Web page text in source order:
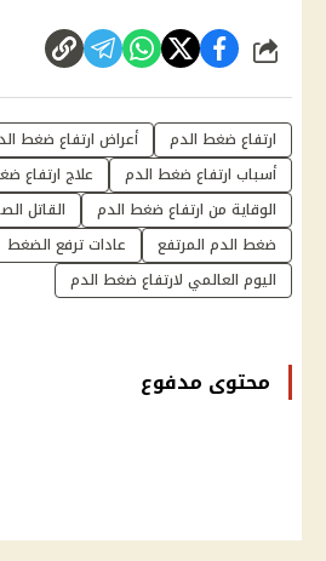
شارك
ارتفاع ضغط الدم
أعراض ارتفاع ضغط
أسباب ارتفاع ضغط الدم
علاج ارتفاع
الوقاية من ارتفاع ضغط الدم
القاتل
ضغط الدم المرتفع
عادات ترفع الضغط
اليوم العالمي لارتفاع ضغط الدم
محتوى مدفوع